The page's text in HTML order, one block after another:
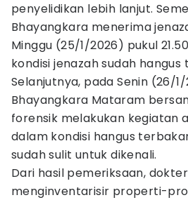
penyelidikan lebih lanjut.
Bhayangkara menerima
Minggu (25/1/2026) pukul
kondisi jenazah sudah hangus
Selanjutnya, pada Senin (26/1/
Bhayangkara Mataram
forensik melakukan kegiatan
dalam kondisi hangus
sudah sulit untuk dikenali.
Dari hasil pemeriksaan,
menginventarisir properti-